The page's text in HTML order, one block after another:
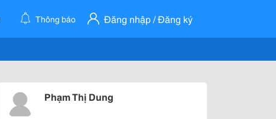
Thông báo Đăng nhập / Đăng ký
Phạm Thị Dung